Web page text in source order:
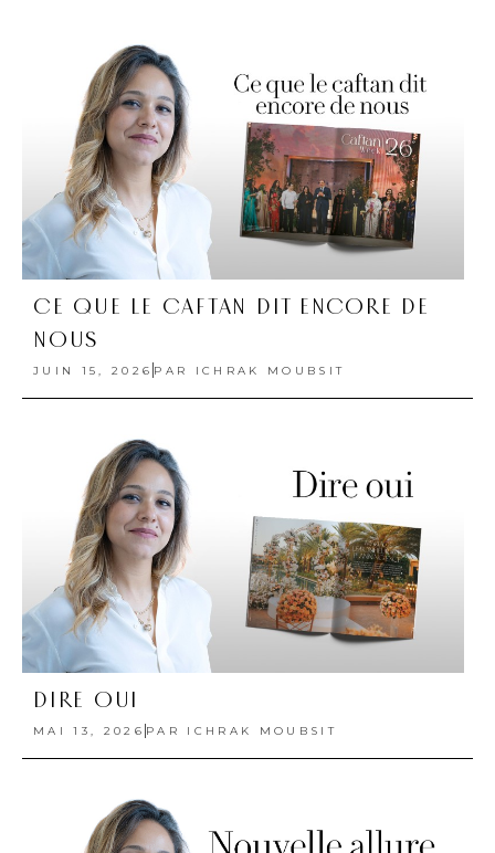
CE QUE LE CAFTAN DIT ENCORE DE
NOUS
JUIN 15, 2026 PAR ICHRAK MOUBSIT
DIRE OUI
MAI 13, 2026 PAR ICHRAK MOUBSIT